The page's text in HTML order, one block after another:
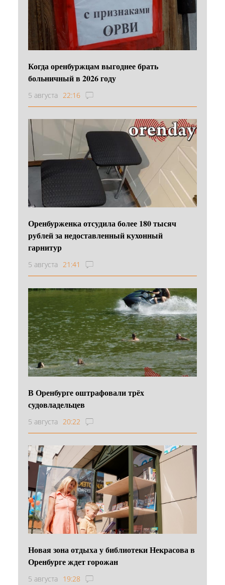
Когда оренбуржцам выгоднее брать
больничный в 2026 году
5 августа 22:16
Оренбурженка отсудила более 180 тысяч
рублей за недоставленный кухонный
гарнитур
5 августа 21:41
В Оренбурге оштрафовали трёх
судовладельцев
5 августа 20:22
Новая зона отдыха у библиотеки Некрасова в
Оренбурге ждет горожан
5 августа 19:28